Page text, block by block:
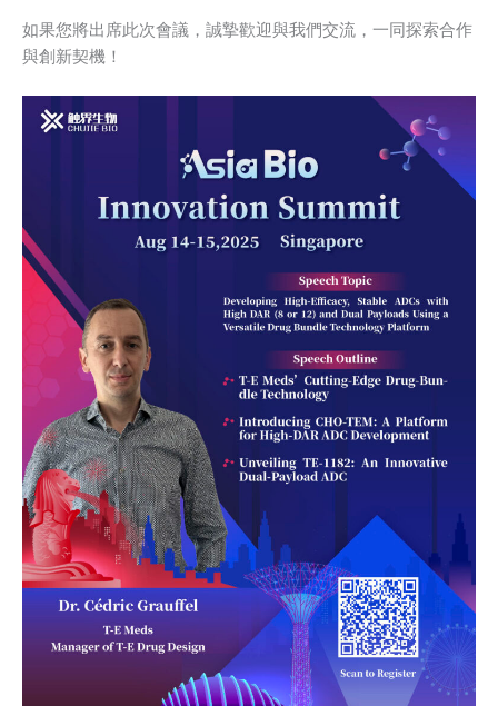
如果您將出席此次會議，誠摯歡迎與我們交流，一同探索合作
與創新契機！